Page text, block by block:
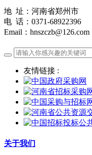
地 址：河南省郑州市
电 话：0371-68922396
Email：hnszczb@126.com
友情链接 :
关于我们